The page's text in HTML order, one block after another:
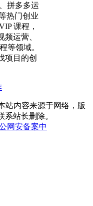
拼多多运
热门创业
课程，
运营、
等领域。
项目的创
站内容来源于网络，版
站长删除。
网安备案中